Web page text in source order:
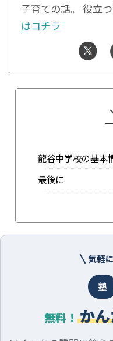
子育ての話。 役立つ
はコチラ
龍谷中学校の基本
最後に
気軽
塾
無料！ か